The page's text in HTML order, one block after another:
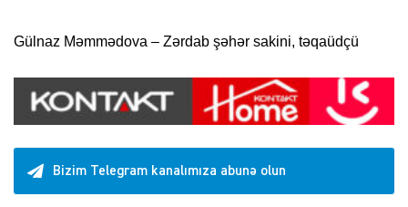
Gülnaz Məmmədova – Zərdab şəhər sakini, təqaüdçü
Bizim Telegram kanalımıza abunə olun